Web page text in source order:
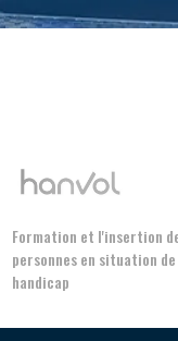
Formation et l'insertion
personnes en situation de
handicap
au GIFAS.
programmes ...